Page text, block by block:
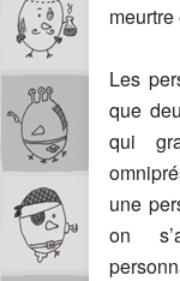
Les
que
qui
une
on